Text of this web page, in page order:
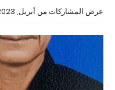
عرض المشاركات من أبريل, 2023